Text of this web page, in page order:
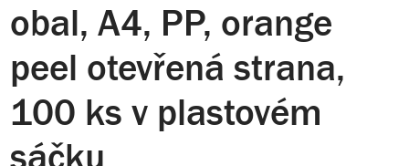
obal, A4, PP, orange
peel otevřená strana,
100 ks v plastovém